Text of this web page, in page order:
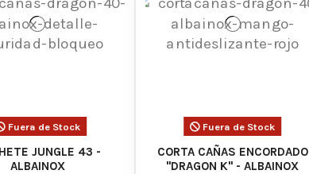
Fuera de Stock
JUNGLE 43 -
ALBAINOX
Fuera de Stock
CORTA CAÑAS ENCORDADO
"DRAGON K" - ALBAINOX